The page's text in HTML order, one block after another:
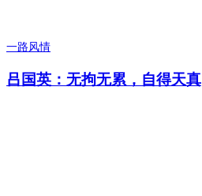
一路风情
吕国英：无拘无累，自得天真